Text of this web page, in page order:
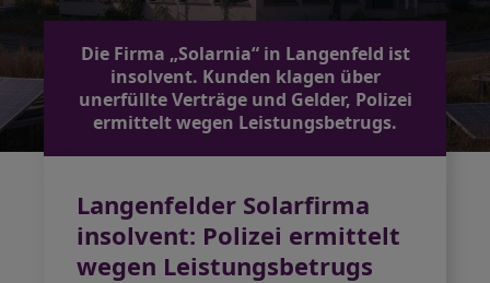
Die Firma „Solarnia“ in Langenfeld ist
insolvent. Kunden klagen über
unerfüllte Verträge und Gelder, Polizei
ermittelt wegen Leistungsbetrugs.
Langenfelder Solarfirma
insolvent: Polizei ermittelt
wegen Leistungsbetrugs